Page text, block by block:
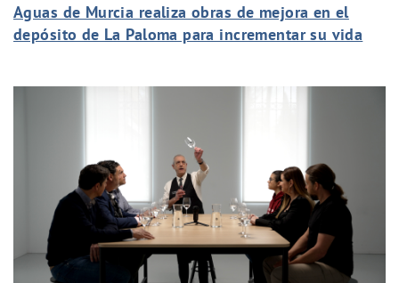
Aguas de Murcia realiza obras de mejora en el
depósito de La Paloma para incrementar su vida